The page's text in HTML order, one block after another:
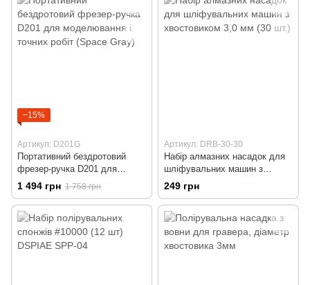
−15%
Артикул: D201G
Портативний бездротовий
фрезер-ручка D201 для
моделювання і точних робіт
(Space Gray)
1 494 грн 1 758 грн
Артикул: DRB-30-30
Набір алмазних насадок для
шліфувальних машин з
хвостовиком 3,0 мм (30 шт.)
249 грн